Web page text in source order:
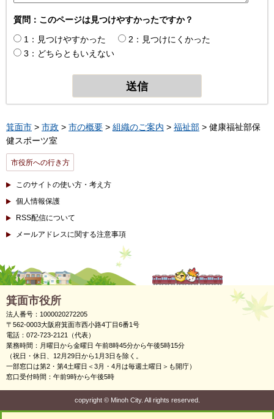
質問：このページは見つけやすかったですか？
1：見つけやすかった
2：見つけにくかった
3：どちらともいえない
箕面市 > 市政 > 市の概要 > 組織のご案内 > 福祉部 > 健康福祉部保
健スポーツ室
市役所への行き方
このサイトの使い方・考え方
個人情報保護
RSS配信について
メールアドレスに関する注意事項
箕面市役所
法人番号：1000020272205
〒562-0003大阪府箕面市西小路4丁目6番1号
電話：072-723-2121（代表）
業務時間：月曜日から金曜日 午前8時45分から午後5時15分
（祝日・休日、12月29日から1月3日を除く。
一部窓口は第2・第4土曜日＜3月・4月は毎週土曜日＞も開庁）
窓口受付時間：午前9時から午後5時
copyright ©Minoh City. All rights reserved.